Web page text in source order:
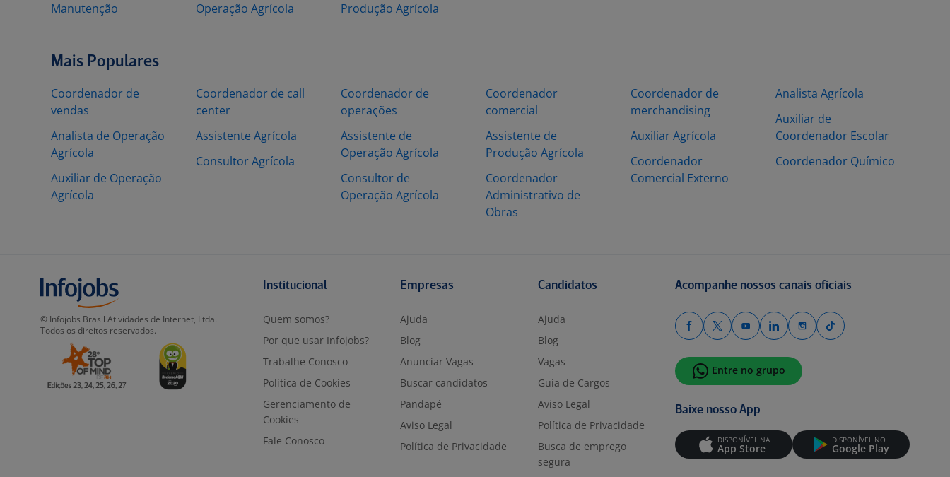
Manutenção
Operação Agrícola
Produção Agrícola
Mais Populares
Coordenador de
vendas
Analista de Operação
Agrícola
Auxiliar de Operação
Agrícola
Coordenador de call
center
Assistente Agrícola
Consultor Agrícola
Coordenador de
operações
Assistente de
Operação Agrícola
Consultor de
Operação Agrícola
Coordenador
comercial
Assistente de
Produção Agrícola
Coordenador
Administrativo de
Obras
Coordenador de
merchandising
Auxiliar Agrícola
Coordenador
Comercial Externo
Analista Agrícola
Auxiliar de
Coordenador Escolar
Coordenador Químico
© Infojobs Brasil Atividades de Internet, Ltda.
Todos os direitos reservados.
Institucional
Quem somos?
Por que usar Infojobs?
Trabalhe Conosco
Política de Cookies
Gerenciamento de
Cookies
Fale Conosco
Empresas
Ajuda
Blog
Anunciar Vagas
Buscar candidatos
Pandapé
Aviso Legal
Política de Privacidade
Candidatos
Ajuda
Blog
Vagas
Guia de Cargos
Aviso Legal
Política de Privacidade
Busca de emprego
segura
Acompanhe nossos canais oficiais
Entre no grupo
Baixe nosso App
DISPONÍVEL NA
App Store
DISPONÍVEL NO
Google Play